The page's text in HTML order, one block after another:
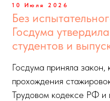
10 Июля 2026
Без
Госдума
студентов и
Госдума приняла
прохождения
Трудовом кодексе РФ и